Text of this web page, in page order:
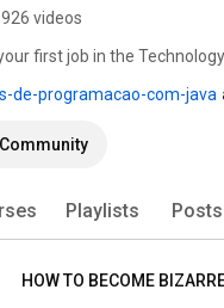
926 videos
first job in the
de-programacao-com-java
Community
Playlists Posts
HOW TO BECOME